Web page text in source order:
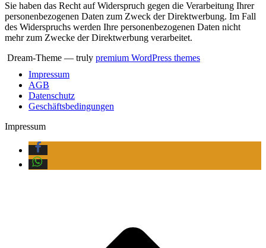
Sie haben das Recht auf Widerspruch gegen die Verarbeitung Ihrer
personenbezogenen Daten zum Zweck der Direktwerbung. Im Fall
des Widerspruchs werden Ihre personenbezogenen Daten nicht
mehr zum Zwecke der Direktwerbung verarbeitet.
Dream-Theme — truly premium WordPress themes
Impressum
AGB
Datenschutz
Geschäftsbedingungen
Impressum